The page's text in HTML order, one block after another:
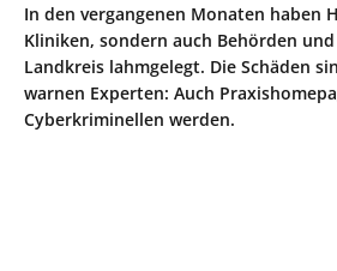
In den vergangenen Monaten haben
Kliniken, sondern auch Behörden
Landkreis lahmgelegt. Die Schäden
warnen Experten: Auch
Cyberkriminellen werden.